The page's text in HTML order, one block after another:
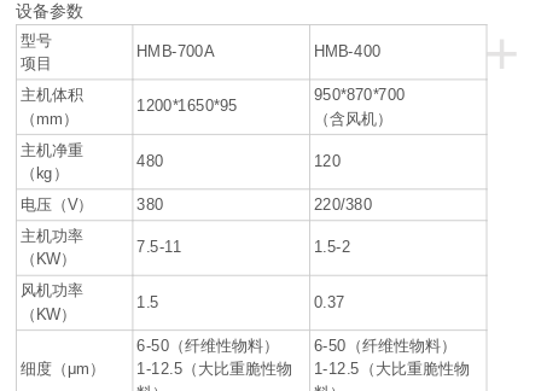
设备参数
+
型号
项目
HMB-700A HMB-400
主机体积
（mm）
1200*1650*95
950*870*700
（含风机）
主机净重
（kg）
480 120
电压（V） 380
220/380
主机功率
（KW）
7.5-11 1.5-2
风机功率
（KW）
1.5 0.37
细度（μm）
6-50（纤维性物料）
1-12.5（大比重脆性物
6-50（纤维性物料）
1-12.5（大比重脆性物